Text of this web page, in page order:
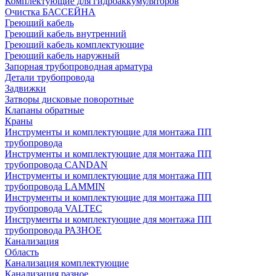
Очистка БАССЕЙНА
Греющий кабель
Греющий кабель внутренний
Греющий кабель комплектующие
Греющий кабель наружный
Запорная трубопроводная арматура
Детали трубопровода
Задвижки
Затворы дисковые поворотные
Клапаны обратные
Краны
Инструменты и комплектующие для монтажа ПП
трубопровода
Инструменты и комплектующие для монтажа ПП
трубопровода CANDAN
Инструменты и комплектующие для монтажа ПП
трубопровода LAMMIN
Инструменты и комплектующие для монтажа ПП
трубопровода VALTEC
Инструменты и комплектующие для монтажа ПП
трубопровода РАЗНОЕ
Канализация
Область
Канализация комплектующие
Канализация разное